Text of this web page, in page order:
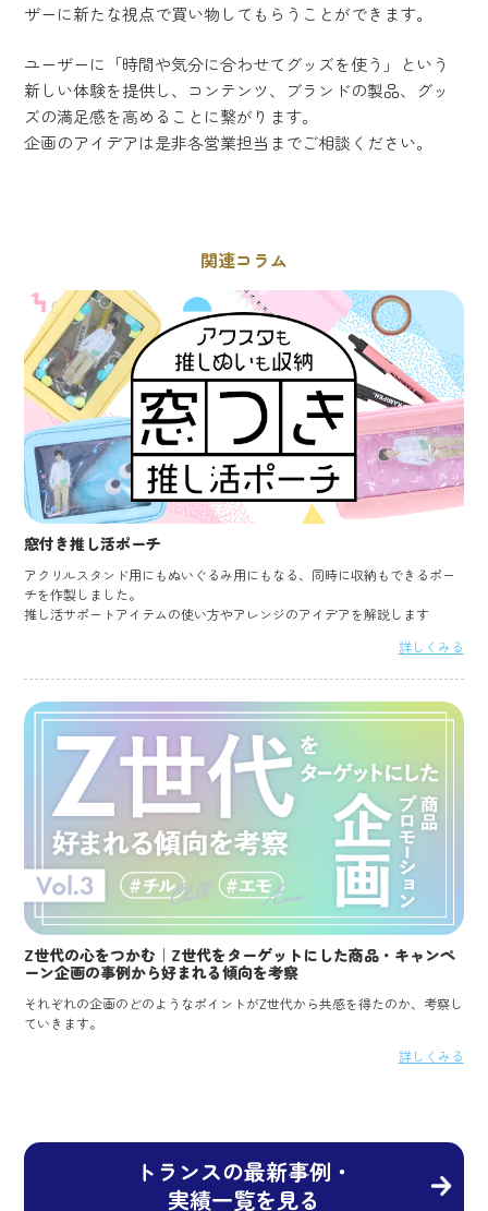
ザーに新たな視点で買い物してもらうことができます。
ユーザーに「時間や気分に合わせてグッズを使う」という
新しい体験を提供し、コンテンツ、ブランドの製品、グッ
ズの満足感を高めることに繋がります。
企画のアイデアは是非各営業担当までご相談ください。
関連コラム
窓付き推し活ポーチ
アクリルスタンド用にもぬいぐるみ用にもなる、同時に収納もできるポー
チを作製しました。
推し活サポートアイテムの使い方やアレンジのアイデアを解説します
詳しくみる
Z世代の心をつかむ｜Z世代をターゲットにした商品・キャンペ
ーン企画の事例から好まれる傾向を考察
それぞれの企画のどのようなポイントがZ世代から共感を得たのか、考察し
ていきます。
詳しくみる
トランスの最新事例・
実績一覧を見る